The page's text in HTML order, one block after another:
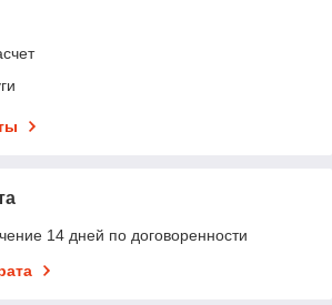
14 дней по договоренности